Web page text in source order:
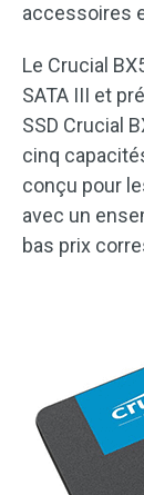
accessoires
Le Crucial
SATA III et
SSD Crucial
cinq
conçu pour
avec un
bas prix